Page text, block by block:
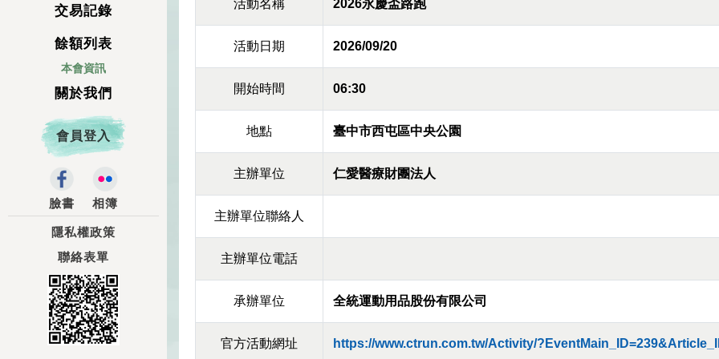
交易記錄
餘額列表
本會資訊
關於我們
會員登入
臉書 相簿
隱私權政策
聯絡表單
活動名稱 2026永慶盃路跑
活動日期 2026/09/20
開始時間 06:30
地點 臺中市西屯區中央公園
主辦單位 仁愛醫療財團法人
主辦單位聯絡人
主辦單位電話
承辦單位 全統運動用品股份有限公司
官方活動網址 https://www.ctrun.com.tw/Activity/